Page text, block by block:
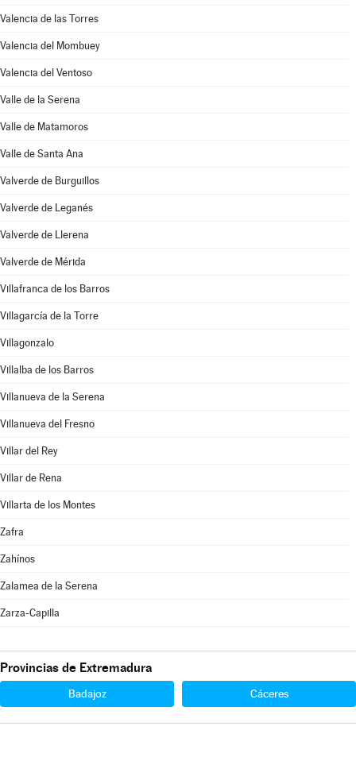
Valencia de las Torres
Valencia del Mombuey
Valencia del Ventoso
Valle de la Serena
Valle de Matamoros
Valle de Santa Ana
Valverde de Burguillos
Valverde de Leganés
Valverde de Llerena
Valverde de Mérida
Villafranca de los Barros
Villagarcía de la Torre
Villagonzalo
Villalba de los Barros
Villanueva de la Serena
Villanueva del Fresno
Villar del Rey
Villar de Rena
Villarta de los Montes
Zafra
Zahínos
Zalamea de la Serena
Zarza-Capilla
Provincias de Extremadura
Badajoz Cáceres